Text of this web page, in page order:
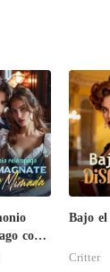
con
Bajo
Critter